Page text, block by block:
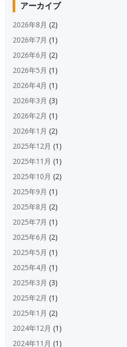
アーカイブ
2026年8月 (2)
2026年7月 (1)
2026年6月 (2)
2026年5月 (1)
2026年4月 (1)
2026年3月 (3)
2026年2月 (1)
2026年1月 (2)
2025年12月 (1)
2025年11月 (1)
2025年10月 (2)
2025年9月 (1)
2025年8月 (2)
2025年7月 (1)
2025年6月 (2)
2025年5月 (1)
2025年4月 (1)
2025年3月 (3)
2025年2月 (1)
2025年1月 (2)
2024年12月 (1)
2024年11月 (1)